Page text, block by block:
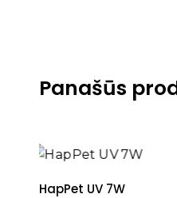
Panašūs
HapPet UV 7W